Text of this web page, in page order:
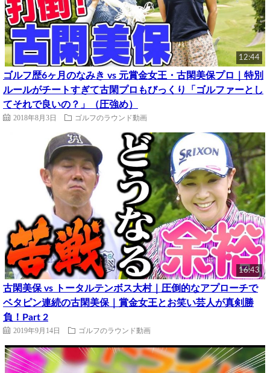
12:44
ゴルフ歴6ヶ月のなみき vs 元賞金女王・古閑美保プロ｜特別
ルールがチートすぎて古閑プロもびっくり「ゴルファーとし
てそれで良いの？」（圧強め）
2018年8月3日 ゴルフのラウンド動画
16:43
古閑美保 vs トータルテンボス大村｜圧倒的なアプローチで
ベタピン連続の古閑美保｜賞金女王とお笑い芸人が真剣勝
負！Part 2
2019年9月14日 ゴルフのラウンド動画